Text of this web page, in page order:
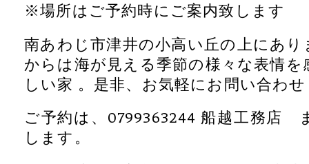
※場所はご予約時にご案内致します
南あわじ市津井の小高い丘の上にあ
からは海が見える季節の様々な表情
しい家 。是非、お気軽にお問い合わ
ご予約は、0799363244 船越工務店
します。